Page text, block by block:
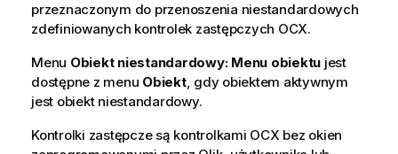
przeznaczonym do przenoszenia niestandardowych
zdefiniowanych kontrolek zastępczych OCX.
Menu Obiekt niestandardowy: Menu obiektu jest
dostępne z menu Obiekt, gdy obiektem aktywnym
jest obiekt niestandardowy.
Kontrolki zastępcze są kontrolkami OCX bez okien